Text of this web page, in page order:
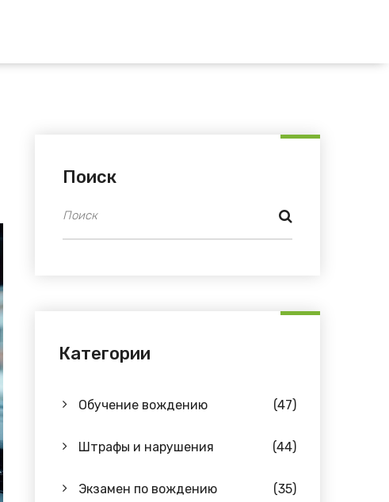
Поиск
Категории
Обучение вождению (47)
Штрафы и нарушения (44)
Экзамен по вождению (35)